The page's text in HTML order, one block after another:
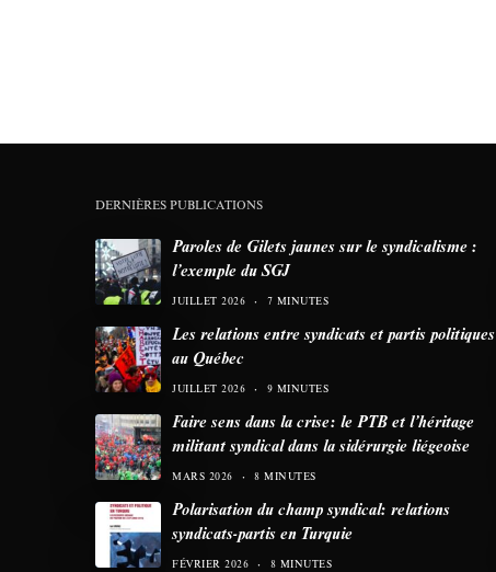
DERNIÈRES PUBLICATIONS
Paroles de Gilets jaunes sur le syndicalisme :
l’exemple du SGJ
JUILLET 2026 7 MINUTES
Les relations entre syndicats et partis politiques
au Québec
JUILLET 2026 9 MINUTES
Faire sens dans la crise: le PTB et l’héritage
militant syndical dans la sidérurgie liégeoise
MARS 2026 8 MINUTES
Polarisation du champ syndical: relations
syndicats-partis en Turquie
FÉVRIER 2026 8 MINUTES